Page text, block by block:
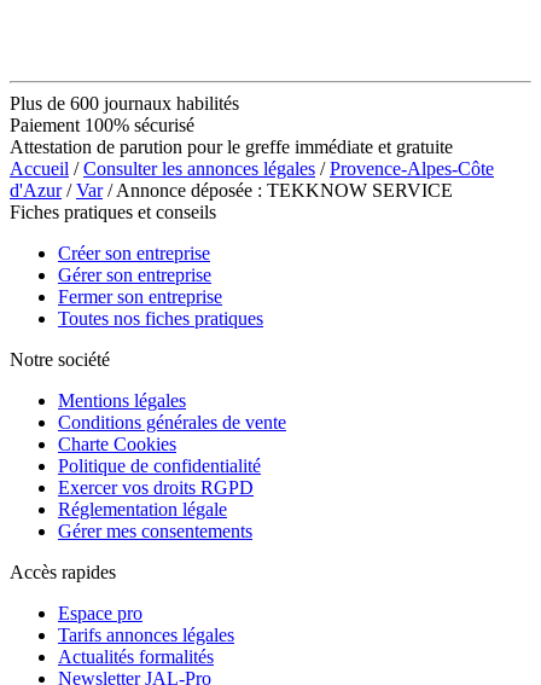
Plus de 600 journaux habilités
Paiement 100% sécurisé
Attestation de parution pour le greffe immédiate et gratuite
Accueil /Consulter les annonces légales /Provence-Alpes-Côte
d'Azur/Var/ Annonce déposée : TEKKNOW SERVICE
Fiches pratiques et conseils
Créer son entreprise
Gérer son entreprise
Fermer son entreprise
Toutes nos fiches pratiques
Notre société
Mentions légales
Conditions générales de vente
Charte Cookies
Politique de confidentialité
Exercer vos droits RGPD
Réglementation légale
Gérer mes consentements
Accès rapides
Espace pro
Tarifs annonces légales
Actualités formalités
Newsletter JAL-Pro